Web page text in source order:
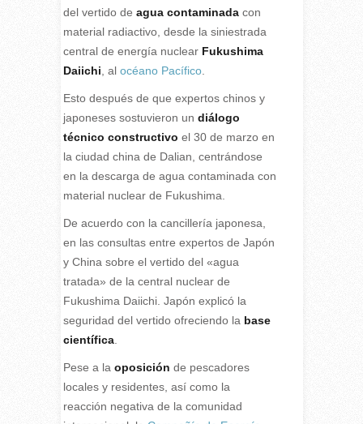
del vertido de agua contaminadacon
material radiactivo, desde la siniestrada
central de energía nuclear Fukushima
Daiichi , al océano Pacífico.
Esto después de que expertos chinos y
japoneses sostuvieron un diálogo
técnico constructivo el 30 de marzo en
la ciudad china de Dalian, centrándose
en la descarga de agua contaminada con
material nuclear de Fukushima.
De acuerdo con la cancillería japonesa,
en las consultas entre expertos de Japón
y China sobre el vertido del «agua
tratada» de la central nuclear de
Fukushima Daiichi. Japón explicó la
seguridad del vertido ofreciendo la base
científica.
Pese a la oposición de pescadores
locales y residentes, así como la
reacción negativa de la comunidad